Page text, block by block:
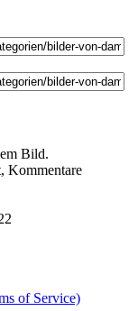
Bild.
Kommentare
of Service)